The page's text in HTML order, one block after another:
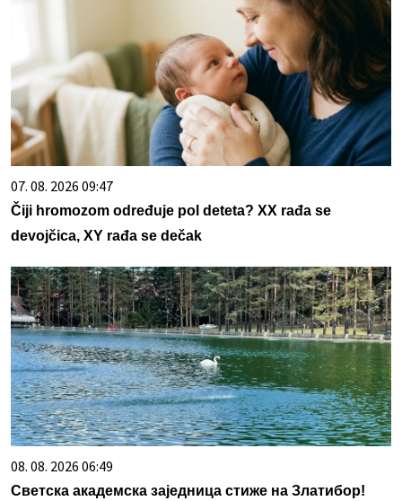
07. 08. 2026 09:47
Čiji hromozom određuje pol deteta? XX rađa se
devojčica, XY rađa se dečak
08. 08. 2026 06:49
Светска академска заједница стиже на Златибор!